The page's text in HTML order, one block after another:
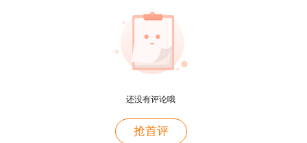
还没有评论哦
抢首评